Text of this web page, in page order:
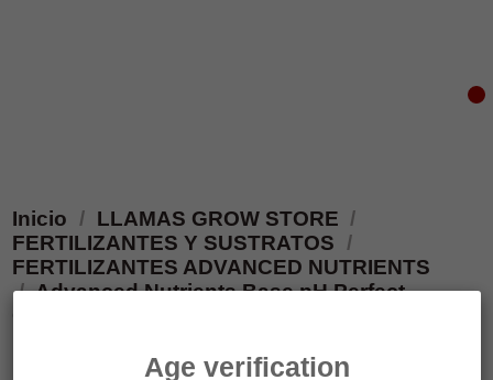
Inicio
LLAMAS GROW STORE
FERTILIZANTES Y SUSTRATOS
FERTILIZANTES ADVANCED NUTRIENTS
Advanced Nutrients Base pH Perfect
Age verification